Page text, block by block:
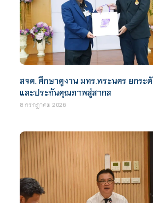
สจด. ศึกษาดูงาน มทร.พระนคร ยกระ
และประกันคุณภาพสู่สากล
8 กรกฎาคม 2026